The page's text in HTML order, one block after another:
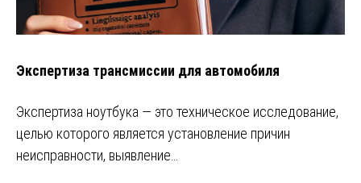
Экспертиза трансмиссии для автомобиля
Экспертиза ноутбука — это техническое исследование,
целью которого является установление причин
неисправности, выявление…